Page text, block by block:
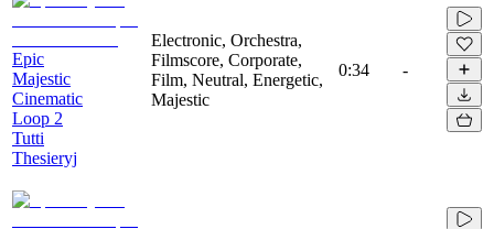
Epic
Majestic
Cinematic
Loop 2
Tutti
Thesieryj
Electronic, Orchestra,
Filmscore, Corporate,
Film, Neutral, Energetic,
Majestic
0:34 -